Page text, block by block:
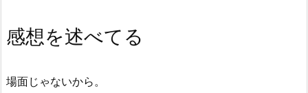
感想を述べてる
場面じゃないから。